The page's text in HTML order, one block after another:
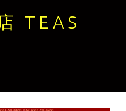
TEAS